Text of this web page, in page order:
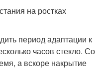
на ростках
период адаптации к
часов стекло. Со
а вскоре накрытие